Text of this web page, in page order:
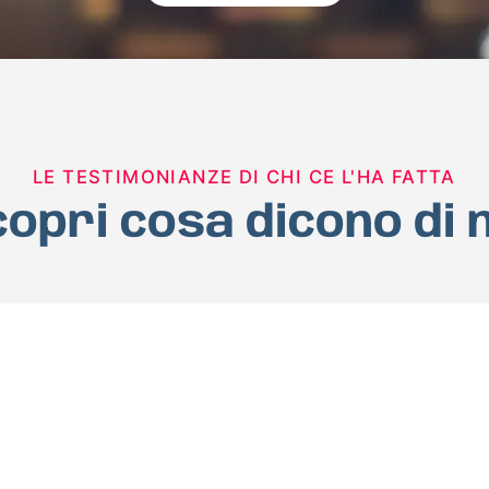
LE TESTIMONIANZE DI CHI CE L'HA FATTA
cosa dicono di